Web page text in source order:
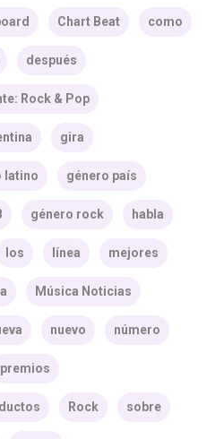
Chart Beat como
después
Rock & Pop
gira
latino género país
género rock habla
los línea mejores
Música Noticias
nuevo número
premios
Rock sobre